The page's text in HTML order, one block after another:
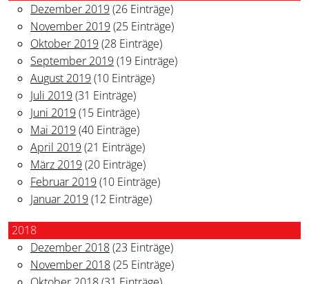
Dezember 2019 (26 Einträge)
November 2019 (25 Einträge)
Oktober 2019 (28 Einträge)
September 2019 (19 Einträge)
August 2019 (10 Einträge)
Juli 2019 (31 Einträge)
Juni 2019 (15 Einträge)
Mai 2019 (40 Einträge)
April 2019 (21 Einträge)
März 2019 (20 Einträge)
Februar 2019 (10 Einträge)
Januar 2019 (12 Einträge)
2018
Dezember 2018(23 Einträge)
November 2018(25 Einträge)